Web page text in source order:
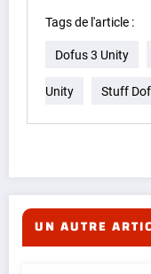
Tags de l'article :
Dofus 3 Unity
Unity Stuff
UN AUTRE